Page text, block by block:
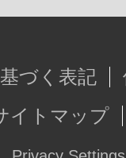
づく表記
イトマップ